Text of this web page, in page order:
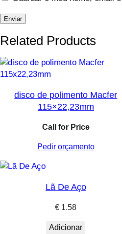
Related Products
disco de polimento Macfer
115×22,23mm
Call for Price
Pedir orçamento
Lã De Aço
€ 1.58
Adicionar